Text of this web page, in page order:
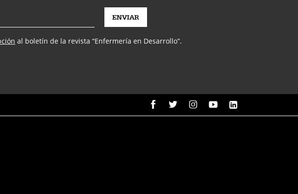
al boletín de la revista “Enfermería en Desarrollo”.